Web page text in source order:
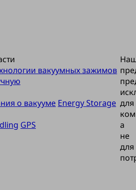
вакуумных зажимов
о вакууме Energy Storage
GPS
для
а
не
для